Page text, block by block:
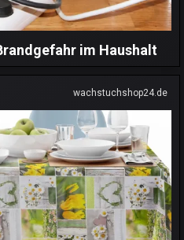
im Haushalt
wachstuchshop24.de